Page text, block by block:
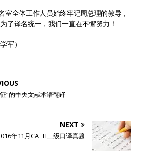
室全体工作人员始终牢记周总理的教导，
了译名统一，我们一直在不懈努力！
军）
”的中央文献术语翻译
NEXT
年11月CATTI二级口译真题